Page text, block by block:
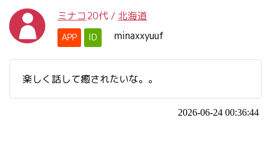
ミナコ20代 / 北海道
APP ID minaxxyuuf
楽しく話して癒されたいな。。
2026-06-24 00:36:44